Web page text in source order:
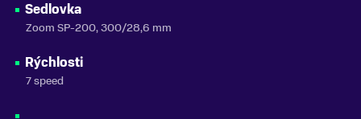
Sedlovka
Zoom SP-200, 300/28,6 mm
Rýchlosti
7 speed